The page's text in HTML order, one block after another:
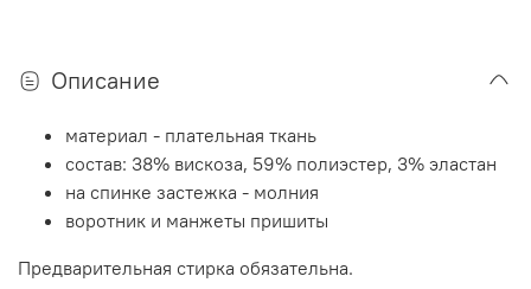
Описание
материал - плательная ткань
состав: 38% вискоза, 59% полиэстер, 3% эластан
на спинке застежка - молния
воротник и манжеты пришиты
Предварительная стирка обязательна.